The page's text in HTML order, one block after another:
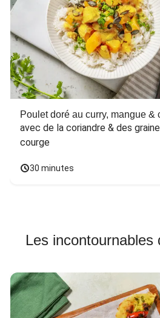
Poulet doré au curry, mangue &
avec de la coriandre & des
courge
30 minutes
Les incontournables